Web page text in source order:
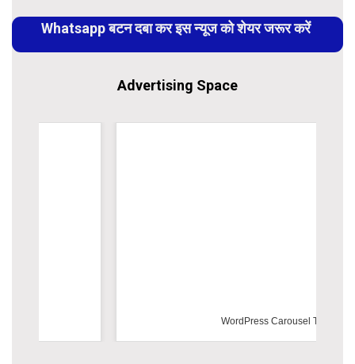
Reading
Whatsapp बटन दबा कर इस न्यूज को शेयर जरूर करें
Advertising Space
WordPress Carousel Trial Version